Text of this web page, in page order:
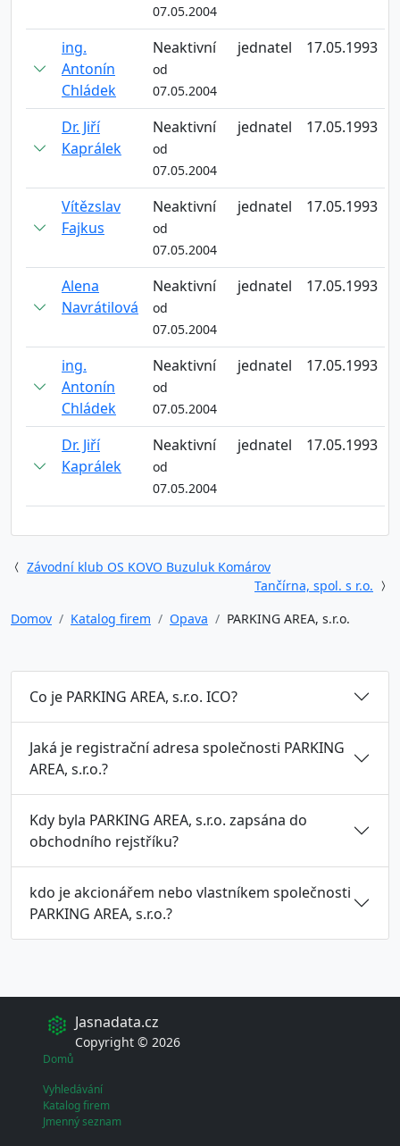
07.05.2004
ing.
Antonín
Chládek
Neaktivní
od
07.05.2004
jednatel 17.05.1993
Dr. Jiří
Kaprálek
Neaktivní
od
07.05.2004
jednatel 17.05.1993
Vítězslav
Fajkus
Neaktivní
od
07.05.2004
jednatel 17.05.1993
Alena
Navrátilová
Neaktivní
od
07.05.2004
jednatel 17.05.1993
ing.
Antonín
Chládek
Neaktivní
od
07.05.2004
jednatel 17.05.1993
Dr. Jiří
Kaprálek
Neaktivní
od
07.05.2004
jednatel 17.05.1993
Závodní klub OS KOVO Buzuluk Komárov
Tančírna, spol. s r.o.
Domov
Katalog firem Opava PARKING AREA, s.r.o.
Co je PARKING AREA, s.r.o. ICO?
Jaká je registrační adresa společnosti PARKING
AREA, s.r.o.?
Kdy byla PARKING AREA, s.r.o. zapsána do
obchodního rejstříku?
kdo je akcionářem nebo vlastníkem společnosti
PARKING AREA, s.r.o.?
Jasnadata.cz
Copyright © 2026
Domů
Vyhledávání
Katalog firem
Jmenný seznam